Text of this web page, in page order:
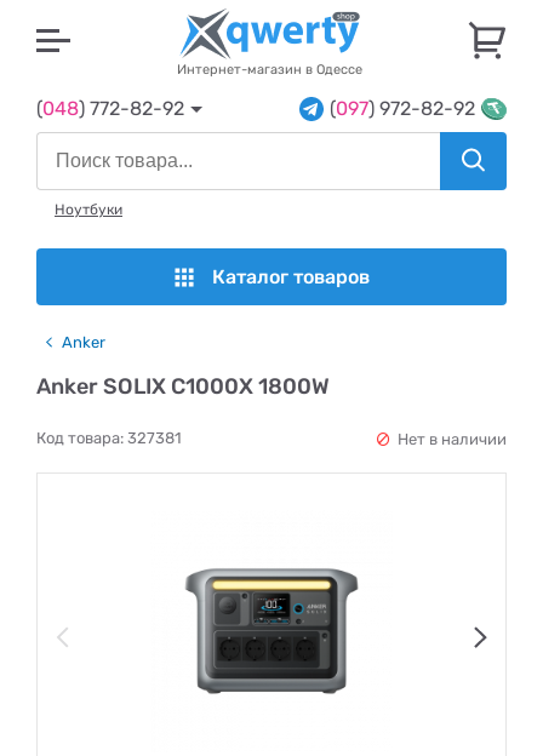
Интернет-магазин в Одессе
(048) 772-82-92 (097) 972-82-92
Ноутбуки
Каталог товаров
Anker
Anker SOLIX C1000X 1800W
Код товара: 327381 Нет в наличии